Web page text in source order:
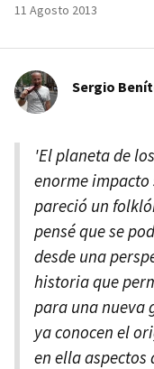
11 Agosto 2013
Sergio
'El planeta de
enorme impacto
pareció un
pensé que se
desde una
historia que
para una nueva
ya conocen el
en ella